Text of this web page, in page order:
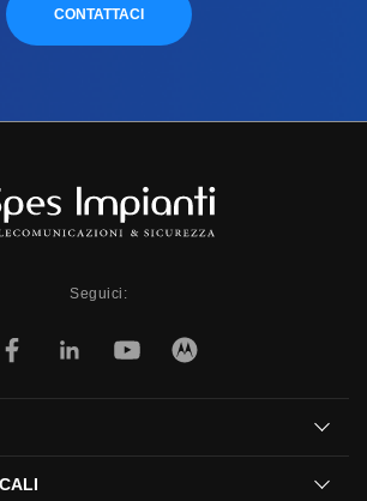
CONTATTACI
Seguici: